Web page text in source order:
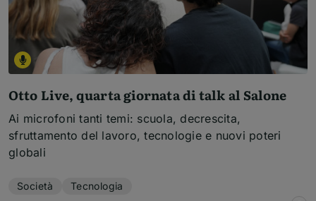
Otto Live, quarta giornata di talk al Salone
Ai microfoni tanti temi: scuola, decrescita,
sfruttamento del lavoro, tecnologie e nuovi poteri
globali
Società Tecnologia